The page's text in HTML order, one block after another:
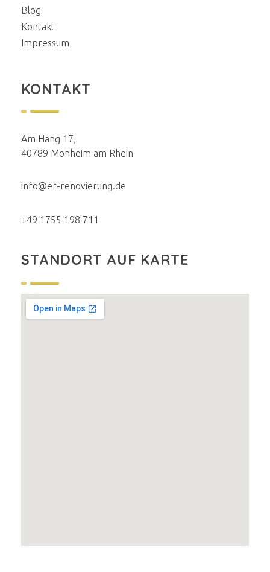
Blog
Kontakt
Impressum
KONTAKT
Am Hang 17,
40789 Monheim am Rhein
info@er-renovierung.de
+49 1755 198 711
STANDORT AUF KARTE